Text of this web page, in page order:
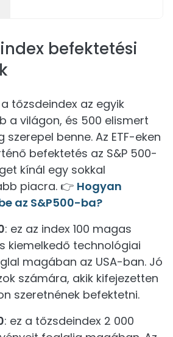
befektetési
a tőzsdeindex az egyik
a világon, és 500 elismert
szerepel benne. Az ETF-eken
befektetés az S&P 500-
kínál egy sokkal
piacra. 👉 Hogyan
az S&P500-ba?
: ez az index 100 magas
kiemelkedő technológiai
magában az USA-ban. Jó
számára, akik kifejezetten
szeretnének befektetni.
: ez a tőzsdeindex 2 000